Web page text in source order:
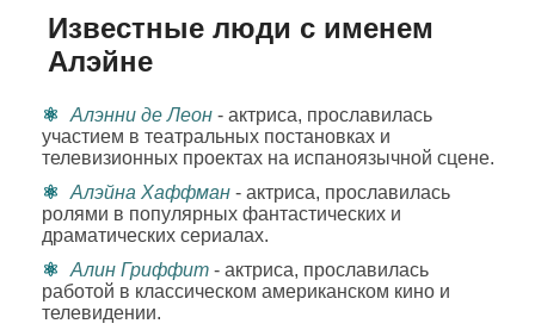
Известные люди с именем
Алэйне
Алэнни де Леон - актриса, прославилась
участием в театральных постановках и
телевизионных проектах на испаноязычной сцене.
Алэйна Хаффман - актриса, прославилась
ролями в популярных фантастических и
драматических сериалах.
Алин Гриффит - актриса, прославилась
работой в классическом американском кино и
телевидении.